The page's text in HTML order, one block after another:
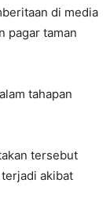
di media
pagar taman
tahapan
tersebut
akibat